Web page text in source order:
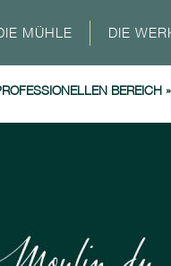
MÜHLE DIE
BEREICH »